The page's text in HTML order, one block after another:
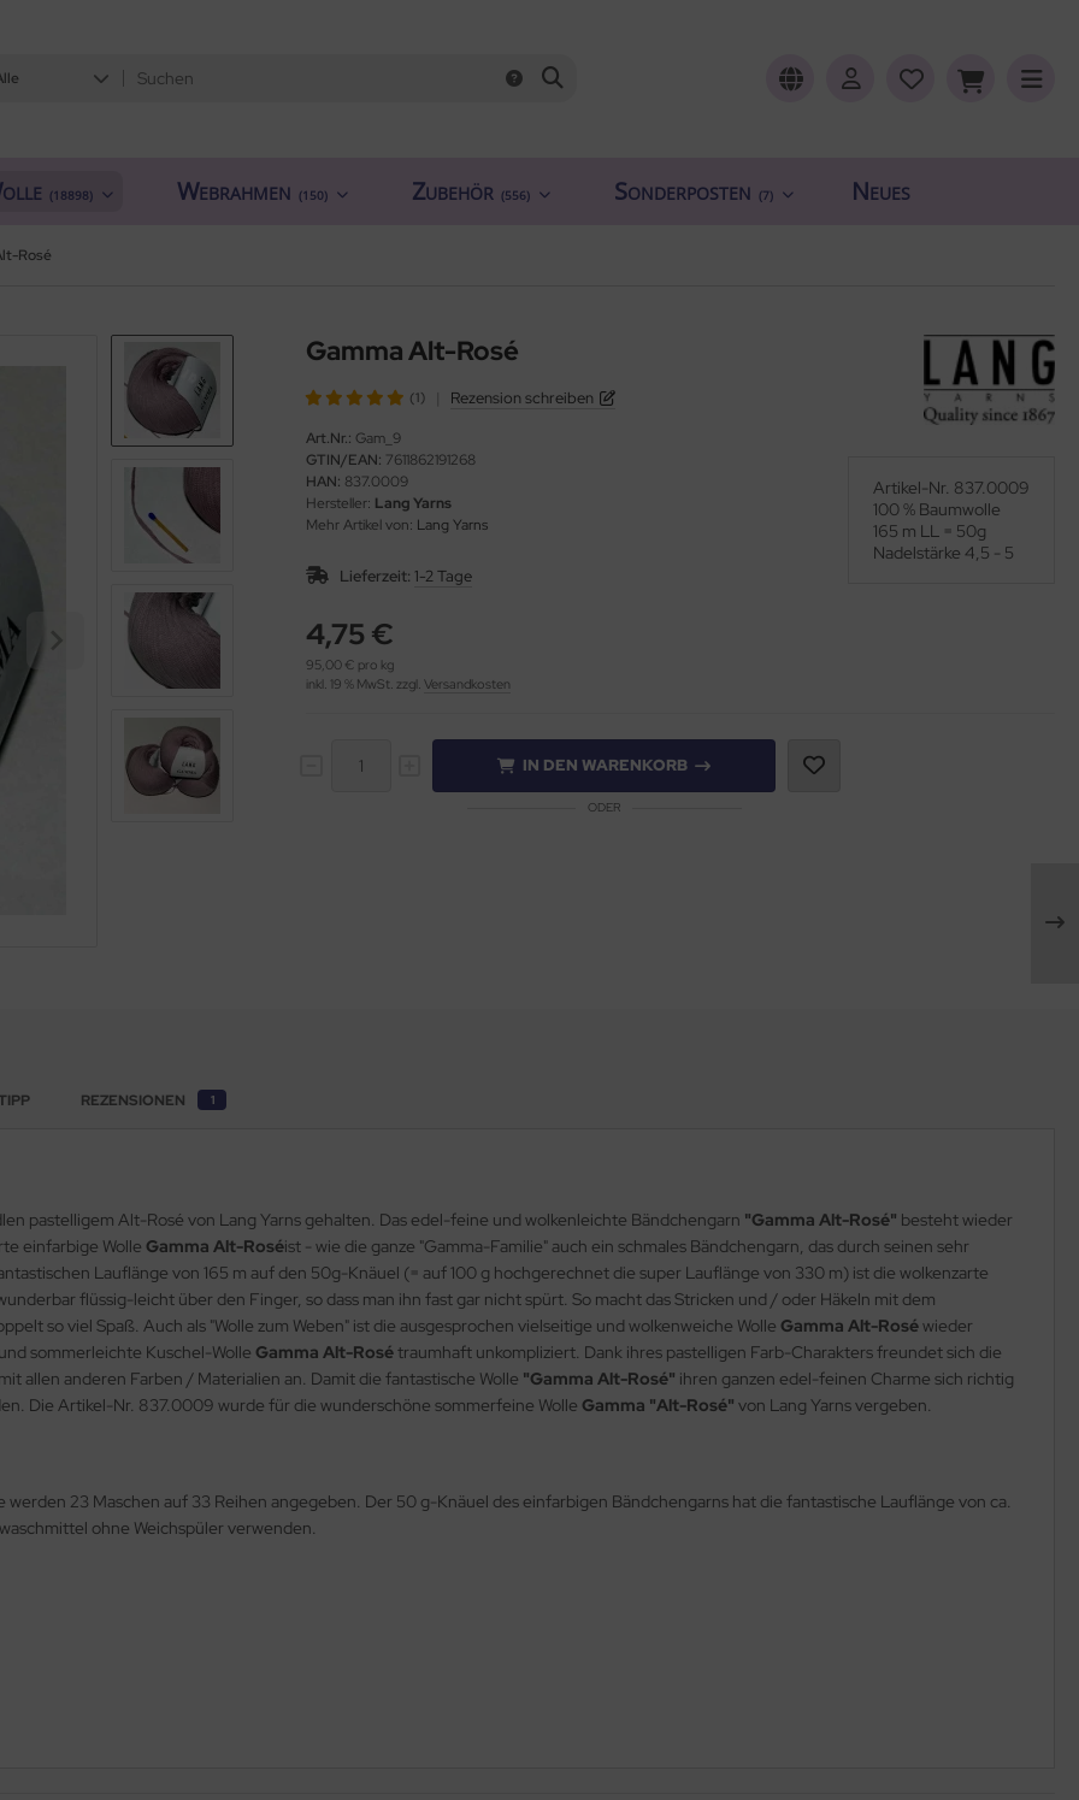
(18898) Webrahmen (150) Zubehör (556) Sonderposten (7) Neues
Rosé
Gamma Alt-Rosé
(1) Rezension schreiben
Art.Nr.: Gam_9
GTIN/EAN: 7611862191268
HAN: 837.0009
Hersteller: Lang Yarns
Mehr Artikel von: Lang Yarns
Lieferzeit: 1-2 Tage
4,75 €
95,00 € pro kg
inkl. 19 % MwSt. zzgl. Versandkosten
Artikel-Nr. 837.0009
100 % Baumwolle
165 m LL = 50g
Nadelstärke 4,5 - 5
IN DEN WARENKORB
ODER
REZENSIONEN 1
pastelligem Alt-Rosé von Lang Yarns gehalten. Das edel-feine und wolkenleichte Bändchengarn "Gamma Alt-Rosé" besteht wieder
einfarbige Wolle Gamma Alt-Roséist - wie die ganze "Gamma-Familie" auch ein schmales Bändchengarn, das durch seinen sehr
Lauflänge von 165 m auf den 50g-Knäuel (= auf 100 g hochgerechnet die super Lauflänge von 330 m) ist die wolkenzarte
flüssig-leicht über den Finger, so dass man ihn fast gar nicht spürt. So macht das Stricken und / oder Häkeln mit dem
so viel Spaß. Auch als "Wolle zum Weben" ist die ausgesprochen vielseitige und wolkenweiche Wolle Gamma Alt-Roséwieder
sommerleichte Kuschel-Wolle Gamma Alt-Rosétraumhaft unkompliziert. Dank ihres pastelligen Farb-Charakters freundet sich die
allen anderen Farben / Materialien an. Damit die fantastische Wolle "Gamma Alt-Rosé" ihren ganzen edel-feinen Charme sich richtig
Die Artikel-Nr. 837.0009 wurde für die wunderschöne sommerfeine Wolle Gamma "Alt-Rosé" von Lang Yarns vergeben.
23 Maschen auf 33 Reihen angegeben. Der 50 g-Knäuel des einfarbigen Bändchengarns hat die fantastische Lauflänge von ca.
ohne Weichspüler verwenden.